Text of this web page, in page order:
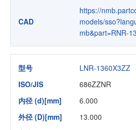
CAD
https://
models/
mb&part=RNR-
型号
LNR-1360X3ZZ
ISO/JIS
686ZZNR
内径 (d)[mm]
6.000
外径 (D)[mm]
13.000